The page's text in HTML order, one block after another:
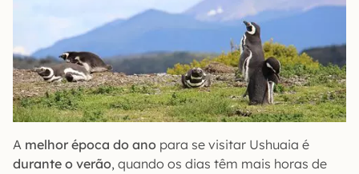
A melhor época do ano para se visitar Ushuaia é
durante o verão, quando os dias têm mais horas de